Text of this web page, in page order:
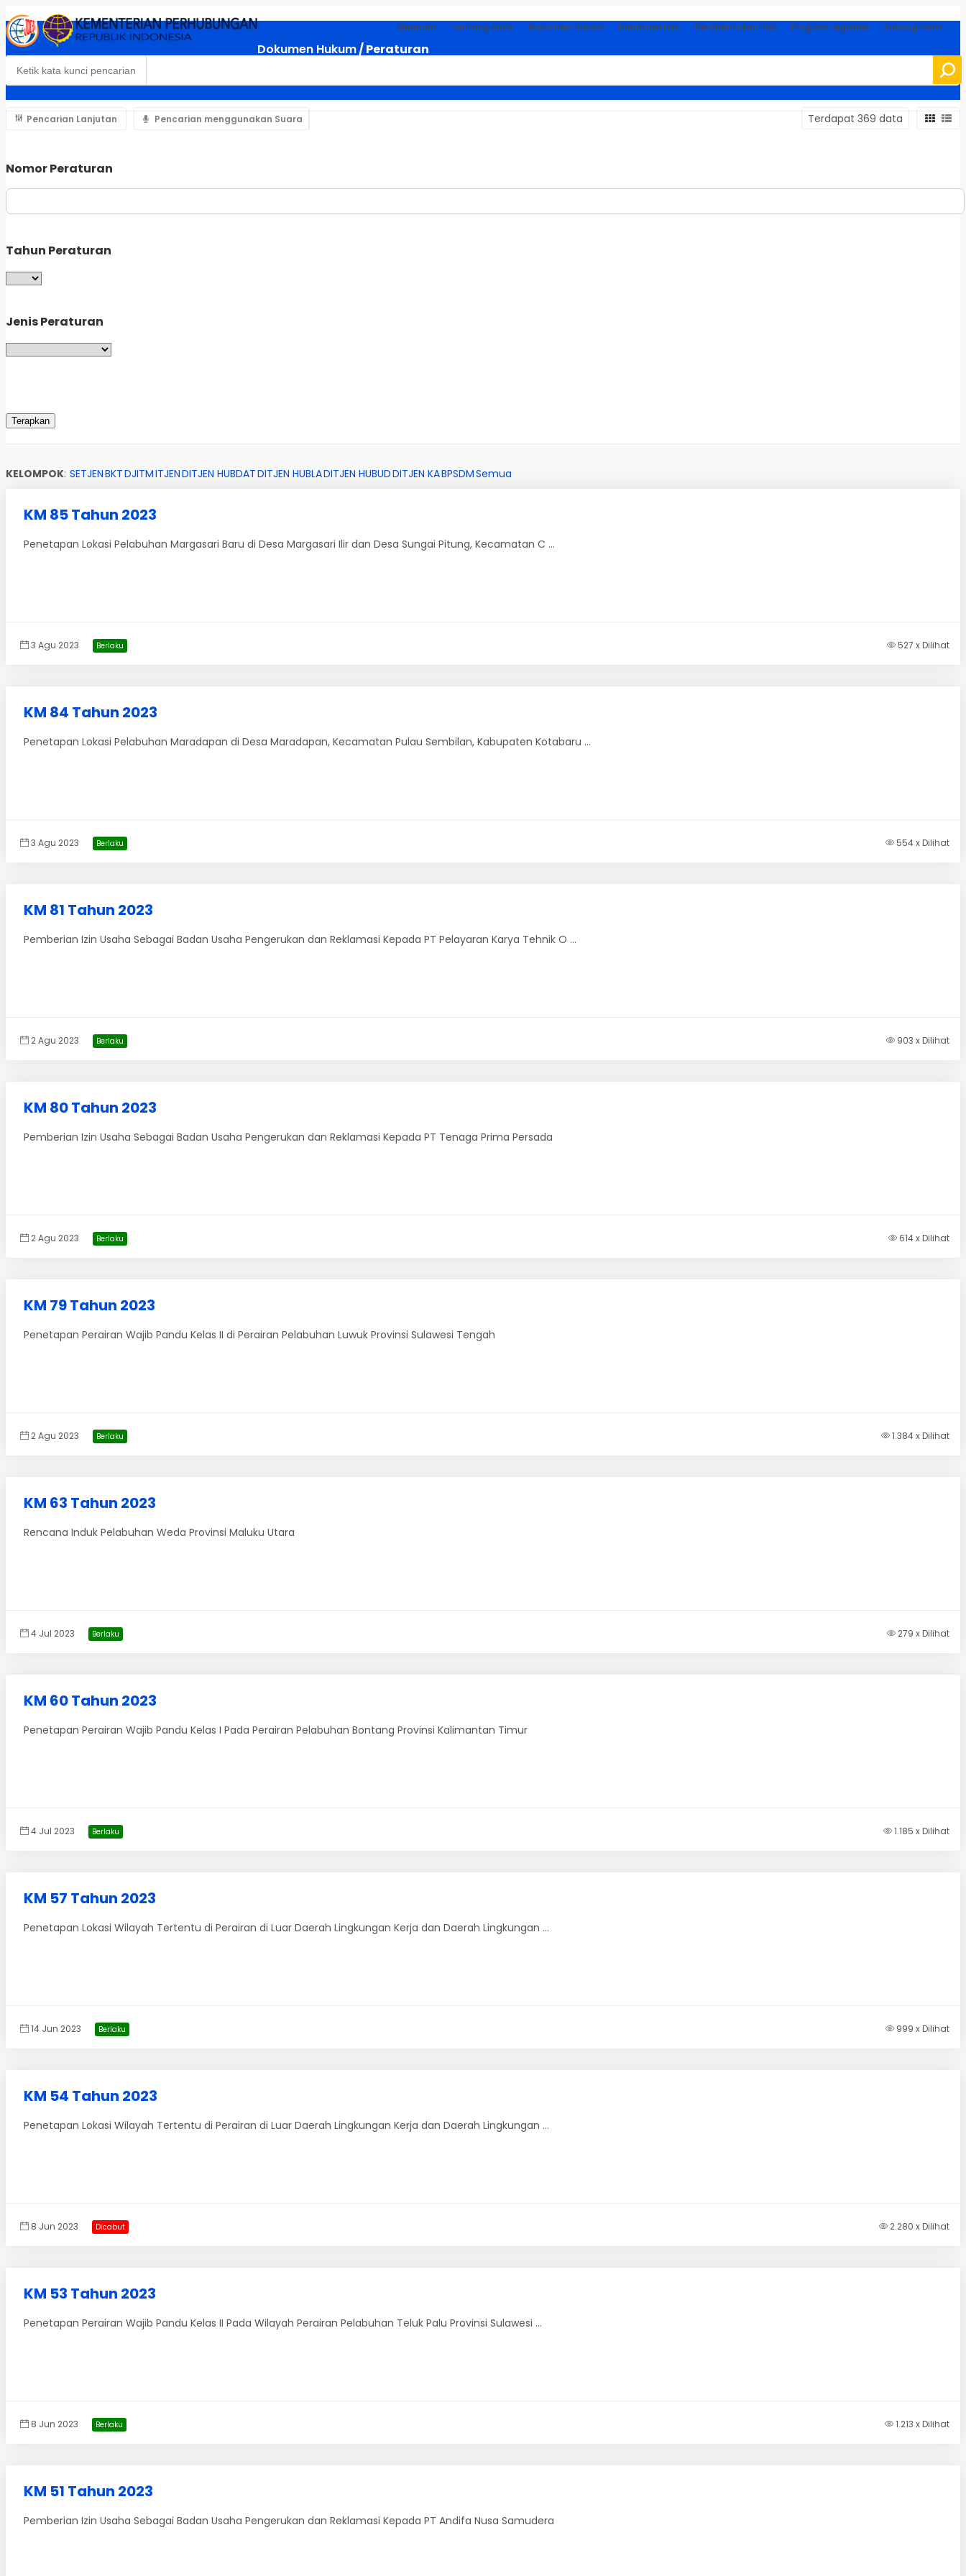
Beranda Tentang Kami Dokumen Hukum Informasi Lain Pembentukan PUU Program Legislasi Hubungi Kami
Dokumen Hukum/ Peraturan
Pencarian Lanjutan Pencarian menggunakan Suara Terdapat 369 data
Nomor Peraturan
Tahun Peraturan
Jenis Peraturan
KELOMPOK: SETJENBKTDJITMITJENDITJEN HUBDATDITJEN HUBLADITJEN HUBUDDITJEN KABPSDMSemua
KM 85 Tahun 2023
Penetapan Lokasi Pelabuhan Margasari Baru di Desa Margasari Ilir dan Desa Sungai Pitung, Kecamatan C ...
3 Agu 2023 Berlaku 527 x Dilihat
KM 84 Tahun 2023
Penetapan Lokasi Pelabuhan Maradapan di Desa Maradapan, Kecamatan Pulau Sembilan, Kabupaten Kotabaru ...
3 Agu 2023 Berlaku 554 x Dilihat
KM 81 Tahun 2023
Pemberian Izin Usaha Sebagai Badan Usaha Pengerukan dan Reklamasi Kepada PT Pelayaran Karya Tehnik O ...
2 Agu 2023 Berlaku 903 x Dilihat
KM 80 Tahun 2023
Pemberian Izin Usaha Sebagai Badan Usaha Pengerukan dan Reklamasi Kepada PT Tenaga Prima Persada
2 Agu 2023 Berlaku 614 x Dilihat
KM 79 Tahun 2023
Penetapan Perairan Wajib Pandu Kelas II di Perairan Pelabuhan Luwuk Provinsi Sulawesi Tengah
2 Agu 2023 Berlaku 1.384 x Dilihat
KM 63 Tahun 2023
Rencana Induk Pelabuhan Weda Provinsi Maluku Utara
4 Jul 2023 Berlaku 279 x Dilihat
KM 60 Tahun 2023
Penetapan Perairan Wajib Pandu Kelas I Pada Perairan Pelabuhan Bontang Provinsi Kalimantan Timur
4 Jul 2023 Berlaku 1.185 x Dilihat
KM 57 Tahun 2023
Penetapan Lokasi Wilayah Tertentu di Perairan di Luar Daerah Lingkungan Kerja dan Daerah Lingkungan ...
14 Jun 2023 Berlaku 999 x Dilihat
KM 54 Tahun 2023
Penetapan Lokasi Wilayah Tertentu di Perairan di Luar Daerah Lingkungan Kerja dan Daerah Lingkungan ...
8 Jun 2023 Dicabut 2.280 x Dilihat
KM 53 Tahun 2023
Penetapan Perairan Wajib Pandu Kelas II Pada Wilayah Perairan Pelabuhan Teluk Palu Provinsi Sulawesi ...
8 Jun 2023 Berlaku 1.213 x Dilihat
KM 51 Tahun 2023
Pemberian Izin Usaha Sebagai Badan Usaha Pengerukan dan Reklamasi Kepada PT Andifa Nusa Samudera